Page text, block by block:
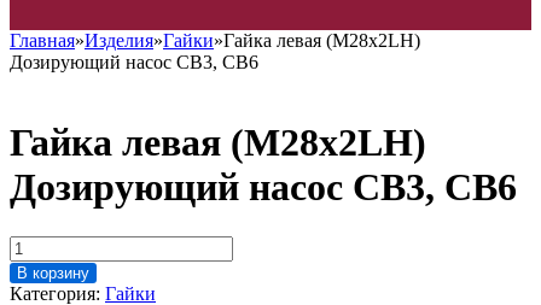
Главная»Изделия»Гайки»Гайка левая (М28х2LH)
Дозирующий насос CB3, CB6
Гайка левая (М28х2LH)
Дозирующий насос CB3, CB6
Количество
товара
Гайка
В корзину
Категория: Гайки